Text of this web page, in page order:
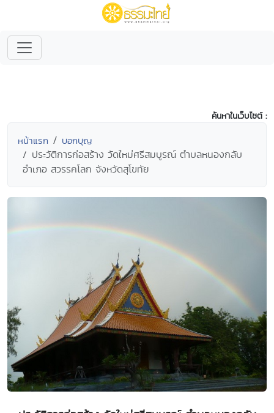
ค้นหาในเว็บไซต์ :
หน้าแรก บอกบุญ
ประวัติการก่อสร้าง วัดใหม่ศรีสมบูรณ์ ตำบลหนองกลับ
อำเภอ สวรรคโลก จังหวัดสุโขทัย